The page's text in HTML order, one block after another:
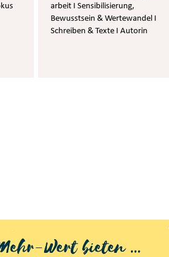
arbeit I Sensibilisierung,
Bewusstsein & Wertewandel I
Schreiben & Texte I Autorin
Wert bieten ...
Wert bieten ...